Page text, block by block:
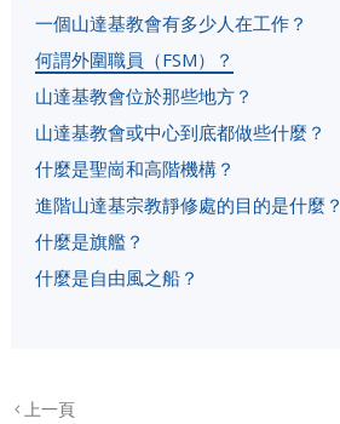
一個山達基教會有多少人在工作？
何謂外圍職員（FSM）？
山達基教會位於那些地方？
山達基教會或中心到底都做些什麼？
什麼是聖崗和高階機構？
進階山達基宗教靜修處的目的是什麼？
什麼是旗艦？
什麼是自由風之船？
上一頁